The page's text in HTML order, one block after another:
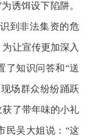
诱饵设下陷阱。
到非法集资的危
让宣传更加深入
了知识问答和“送
场群众纷纷踊跃
了带年味的小礼
民吴大姐说：“这